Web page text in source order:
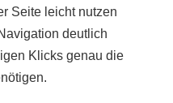
Seite leicht nutzen
deutlich
Klicks genau die